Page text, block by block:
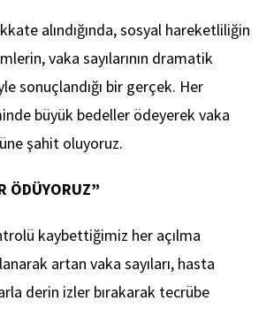
alındığında, sosyal hareketliliğin
vaka sayılarının dramatik
sonuçlandığı bir gerçek. Her
büyük bedeller ödeyerek vaka
şahit oluyoruz.
ÖDÜYORUZ”
kaybettiğimiz her açılma
artan vaka sayıları, hasta
derin izler bırakarak tecrübe